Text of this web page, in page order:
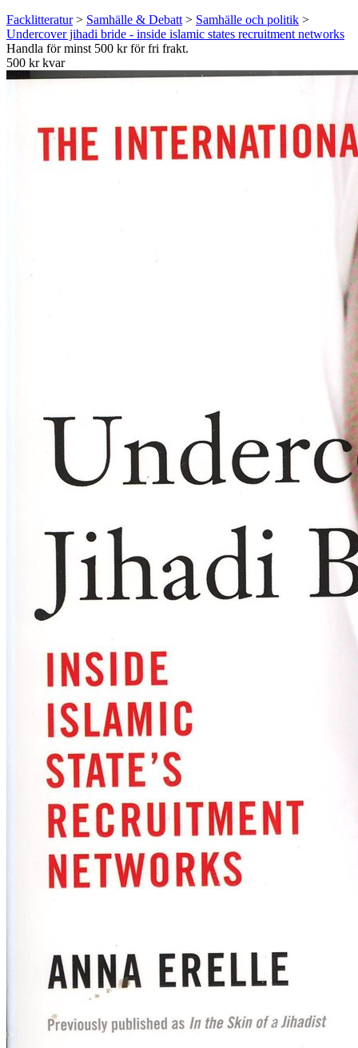
Facklitteratur> Samhälle & Debatt > Samhälle och politik >
Undercover jihadi bride - inside islamic states recruitment networks
Handla för minst 500 kr för fri frakt.
500 kr kvar